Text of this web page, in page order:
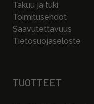
Takuu ja tuki
Toimitusehdot
Saavutettavuus
Tietosuojaseloste
TUOTTEET